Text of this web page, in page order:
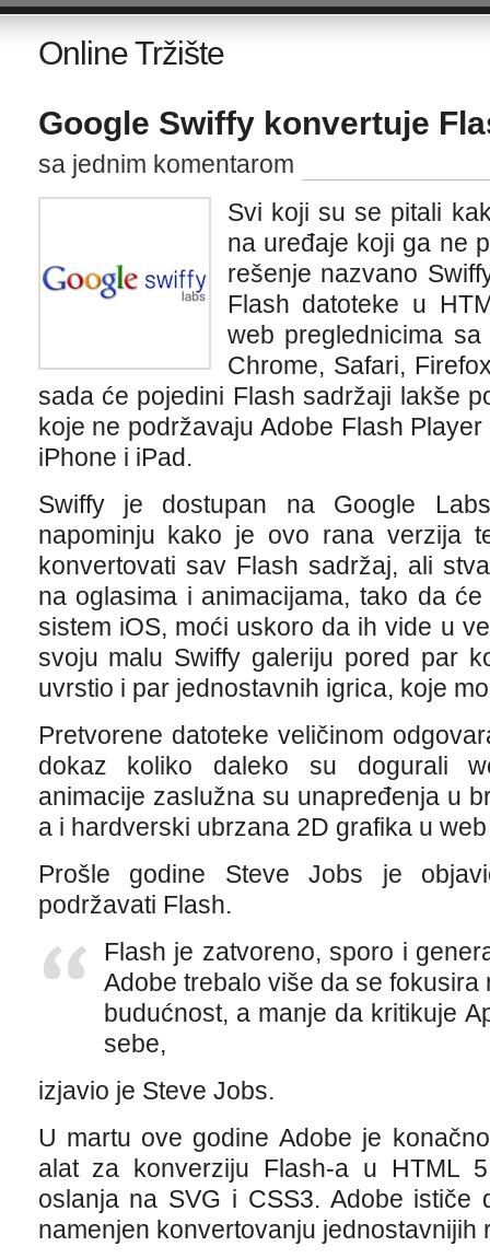
Online Tržište
Google Swiffy konvertuje
sa jednim komentarom
Svi koji su se pitali
na uređaje koji ga ne
rešenje nazvano
Flash datoteke u
web preglednicima
Chrome, Safari,
sada će pojedini Flash sadržaji lakše
koje ne podržavaju Adobe Flash
iPhone i iPad.
Swiffy je dostupan na Google
napominju kako je ovo rana verzija
konvertovati sav Flash sadržaj, ali
na oglasima i animacijama, tako da
sistem iOS, moći uskoro da ih vide u
svoju malu Swiffy galeriju pored par
uvrstio i par jednostavnih igrica, koje
Pretvorene datoteke veličinom
dokaz koliko daleko su dogurali
animacije zaslužna su unapređenja u
a i hardverski ubrzana 2D grafika u
Prošle godine Steve Jobs je
podržavati Flash.
Flash je zatvoreno, sporo i
Adobe trebalo više da se
budućnost, a manje da kritikuje
sebe,
izjavio je Steve Jobs.
U martu ove godine Adobe je
alat za konverziju Flash-a u HTML
oslanja na SVG i CSS3. Adobe ističe
namenjen konvertovanju jednostavnijih